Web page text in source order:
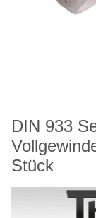
DIN 933
Stück